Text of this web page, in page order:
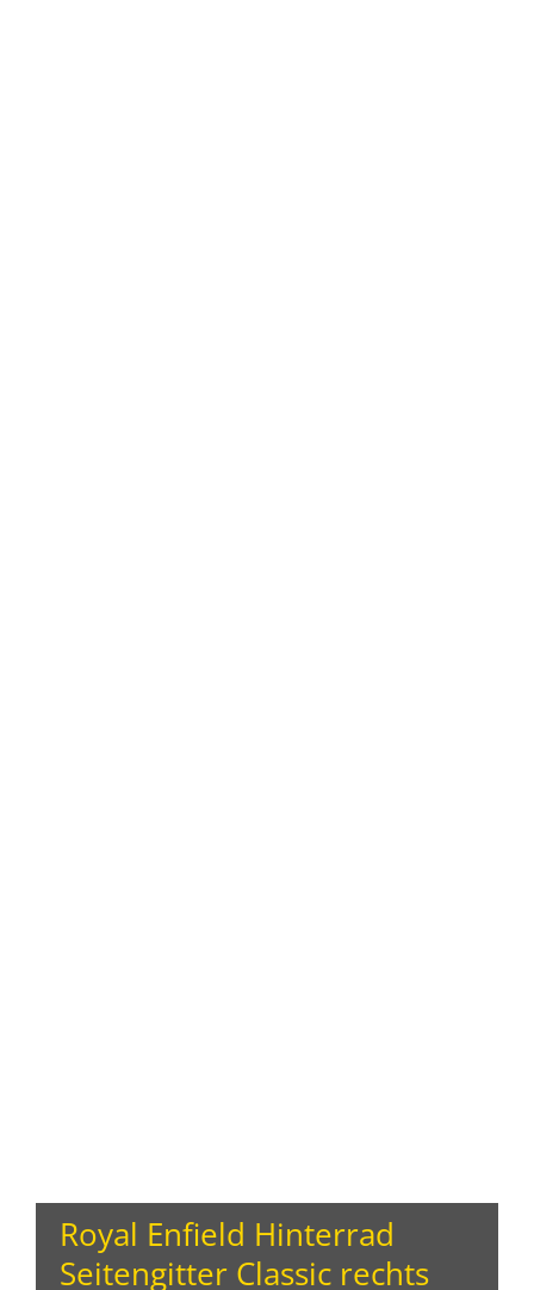
Royal Enfield Hinterrad
Seitengitter Classic rechts